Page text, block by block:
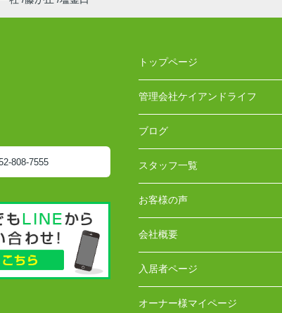
808-7555
トップページ
管理会社ケイアンドライフ
ブログ
スタッフ一覧
お客様の声
会社概要
入居者ページ
オーナー様マイページ